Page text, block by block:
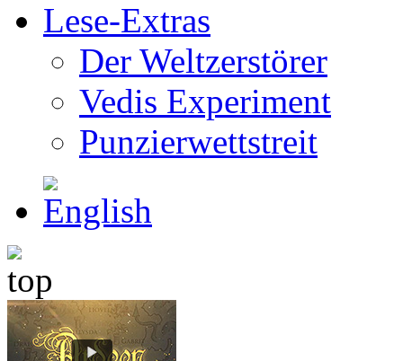
Lese-Extras
Der Weltzerstörer
Vedis Experiment
Punzierwettstreit